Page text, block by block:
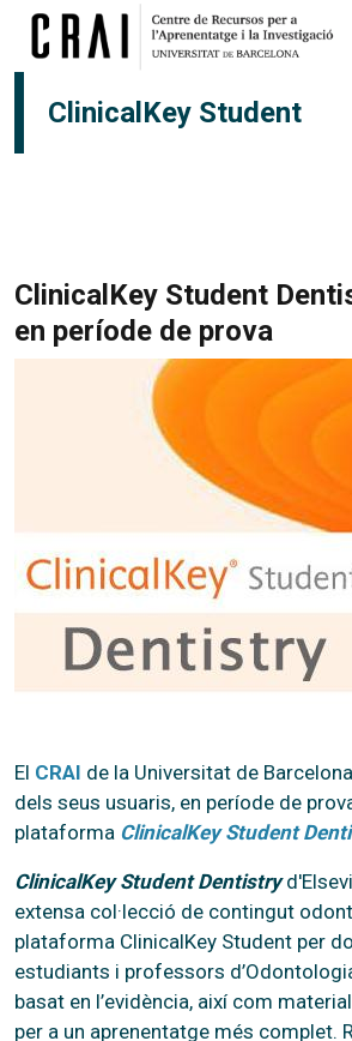
Vés al
ClinicalKey Student
ClinicalKey Student
en període de prova
El CRAI de la Universitat de
dels seus usuaris, en període de
plataforma ClinicalKey Student
ClinicalKey Student Dentistry
extensa col·lecció de contingut
plataforma ClinicalKey Student per
estudiants i professors
basat en l’evidència, així com
per a un aprenentatge més complet.